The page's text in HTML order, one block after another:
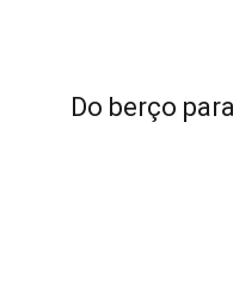
Do berço